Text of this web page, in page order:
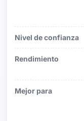
Nivel de confianza
Rendimiento
Mejor para